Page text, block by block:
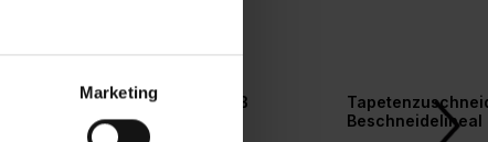
Marketing
Tapetengrund weiß
Beschneidelineal